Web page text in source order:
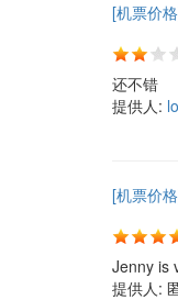
[机票价
还不错
提供人:
[机票价
Jenny is
提供人: